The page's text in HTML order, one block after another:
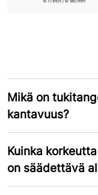
Mikä on
kantavuus?
Kuinka
on säädettävä